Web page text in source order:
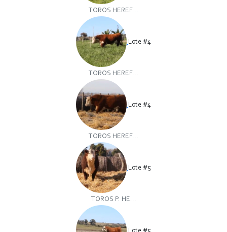
TOROS HEREF...
Lote #4
TOROS HEREF...
Lote #4
TOROS HEREF...
Lote #5
TOROS P. HE...